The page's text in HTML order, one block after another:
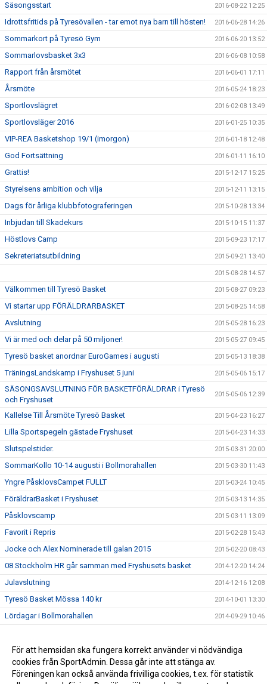
Säsongsstart 2016-08-22 12:25
Idrottsfritids på Tyresövallen - tar emot nya barn till hösten! 2016-06-28 14:26
Sommarkort på Tyresö Gym 2016-06-20 13:52
Sommarlovsbasket 3x3 2016-06-08 10:58
Rapport från årsmötet 2016-06-01 17:11
Årsmöte 2016-05-24 18:23
Sportlovslägret 2016-02-08 13:49
Sportlovsläger 2016 2016-01-25 10:35
VIP-REA Basketshop 19/1 (imorgon) 2016-01-18 12:48
God Fortsättning 2016-01-11 16:10
Grattis! 2015-12-17 15:25
Styrelsens ambition och vilja 2015-12-11 13:15
Dags för årliga klubbfotograferingen 2015-10-28 13:34
Inbjudan till Skadekurs 2015-10-15 11:37
Höstlovs Camp 2015-09-23 17:17
Sekreteriatsutbildning 2015-09-21 13:40
2015-08-28 14:57
Välkommen till Tyresö Basket 2015-08-27 09:23
Vi startar upp FÖRÄLDRARBASKET 2015-08-25 14:58
Avslutning 2015-05-28 16:23
Vi är med och delar på 50 miljoner! 2015-05-27 09:45
Tyresö basket anordnar EuroGames i augusti 2015-05-13 18:38
TräningsLandskamp i Fryshuset 5 juni 2015-05-06 15:17
SÄSONGSAVSLUTNING FÖR BASKETFÖRÄLDRAR i Tyresö
och Fryshuset
2015-05-06 12:39
Kallelse Till Årsmöte Tyresö Basket 2015-04-23 16:27
Lilla Sportspegeln gästade Fryshuset 2015-04-23 14:33
Slutspelstider. 2015-03-31 20:00
SommarKollo 10-14 augusti i Bollmorahallen 2015-03-30 11:43
Yngre PåsklovsCampet FULLT 2015-03-24 10:45
FöräldrarBasket i Fryshuset 2015-03-13 14:35
Påsklovscamp 2015-03-11 13:09
Favorit i Repris 2015-02-28 15:43
Jocke och Alex Nominerade till galan 2015 2015-02-20 08:43
08 Stockholm HR går samman med Fryshusets basket 2014-12-20 14:24
Julavslutning 2014-12-16 12:08
Tyresö Basket Mössa 140 kr 2014-10-01 13:30
Lördagar i Bollmorahallen 2014-09-29 10:46
Semifinal 4 i Norrköping 2014-08-31 22:50
Påminnelse påsklovs camp 2014-08-31 22:49
För att hemsidan ska fungera korrekt använder vi nödvändiga
cookies från SportAdmin. Dessa går inte att stänga av.
Föreningen kan också använda frivilliga cookies, t.ex. för statistik